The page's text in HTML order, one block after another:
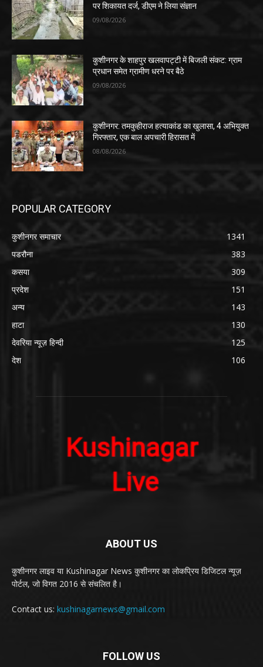
पर शिकायत दर्ज, डीएम ने लिया संज्ञान
09/08/2026
कुशीनगर के शाहपुर खलवापट्टी में बिजली संकट: ग्राम
प्रधान समेत ग्रामीण धरने पर बैठे
09/08/2026
कुशीनगर: तमकुहीराज हत्याकांड का खुलासा, 4 अभियुक्त
गिरफ्तार, एक बाल अपचारी हिरासत में
08/08/2026
POPULAR CATEGORY
कुशीनगर समाचार
1341
पडरौना
383
कसया
309
प्रदेश
151
अन्य
143
हाटा
130
देवरिया न्यूज़ हिन्दी
125
देश
106
ABOUT US
कुशीनगर लाइव या Kushinagar News कुशीनगर का लोकप्रिय डिजिटल न्यूज़
पोर्टल, जो विगत 2016 से संचलित है।
Contact us: kushinagarnews@gmail.com
FOLLOW US